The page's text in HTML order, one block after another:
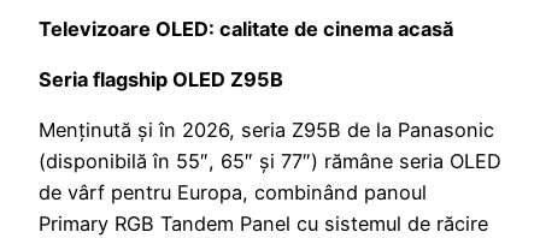
Televizoare OLED: calitate de cinema acasă
Seria flagship OLED Z95B
Menținută și în 2026, seria Z95B de la Panasonic
(disponibilă în 55″, 65″ și 77″) rămâne seria OLED
de vârf pentru Europa, combinând panoul
Primary RGB Tandem Panel cu sistemul de răcire